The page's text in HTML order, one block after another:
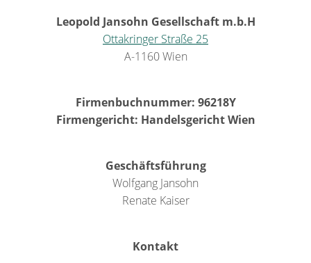
Leopold Jansohn Gesellschaft m.b.H
Ottakringer Straße 25
A-1160 Wien
Firmenbuchnummer: 96218Y
Firmengericht: Handelsgericht Wien
Geschäftsführung
Wolfgang Jansohn
Renate Kaiser
Kontakt